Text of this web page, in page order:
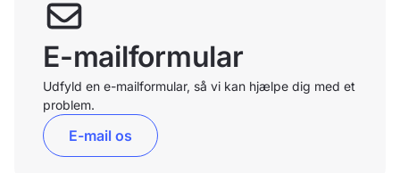
E-mailformular
Udfyld en e-mailformular, så vi kan hjælpe dig med et
problem.
E-mail os